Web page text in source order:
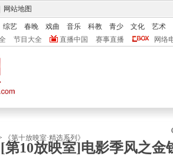
网站地图
综艺 春晚 戏曲 音乐 科教 青少 文化
艺术
节目大全 直播中国 赛事直播 网络
《第十放映室·精选系列》
[第10放映室]电影季风之金